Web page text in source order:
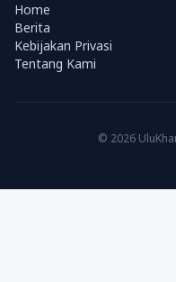
Home
Berita
Kebijakan Privasi
Tentang Kami
© 2026